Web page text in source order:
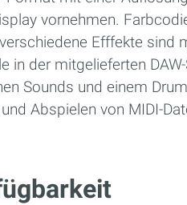
vornehmen.
Efffekte sind
in der mitgelieferten
Sounds und einem
Abspielen von MIDI-